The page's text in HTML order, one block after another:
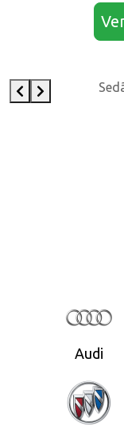
Audi